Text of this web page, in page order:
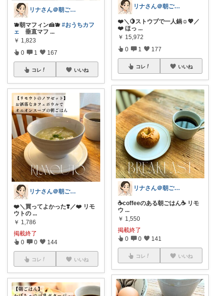
リナさん＠朝ごはん充実life🌿🕊️
🫐朝マフィン🍰🫐 #おうちカフ
ェ 垂直マフ ...
￥ 1,823
0 1 167
コレ いいね
リナさん＠朝ごはん充実life🌿🕊️
❤️＼買ってよかった❣️／❤️ リモ
ウトの ...
￥ 1,786
掲載終了
0 0 144
コレ いいね
リナさん＠朝ごはん充実life🌿🕊️
❤️＼🍋ストウブで一人鍋☺️💖／
❤️ ほっ ...
￥ 15,972
0 1 177
コレ いいね
リナさん＠朝ごはん充実life🌿🕊️
☕️coffeeのある朝ごはん☕️ リモ
ウ ...
￥ 1,550
掲載終了
0 0 141
コレ いいね